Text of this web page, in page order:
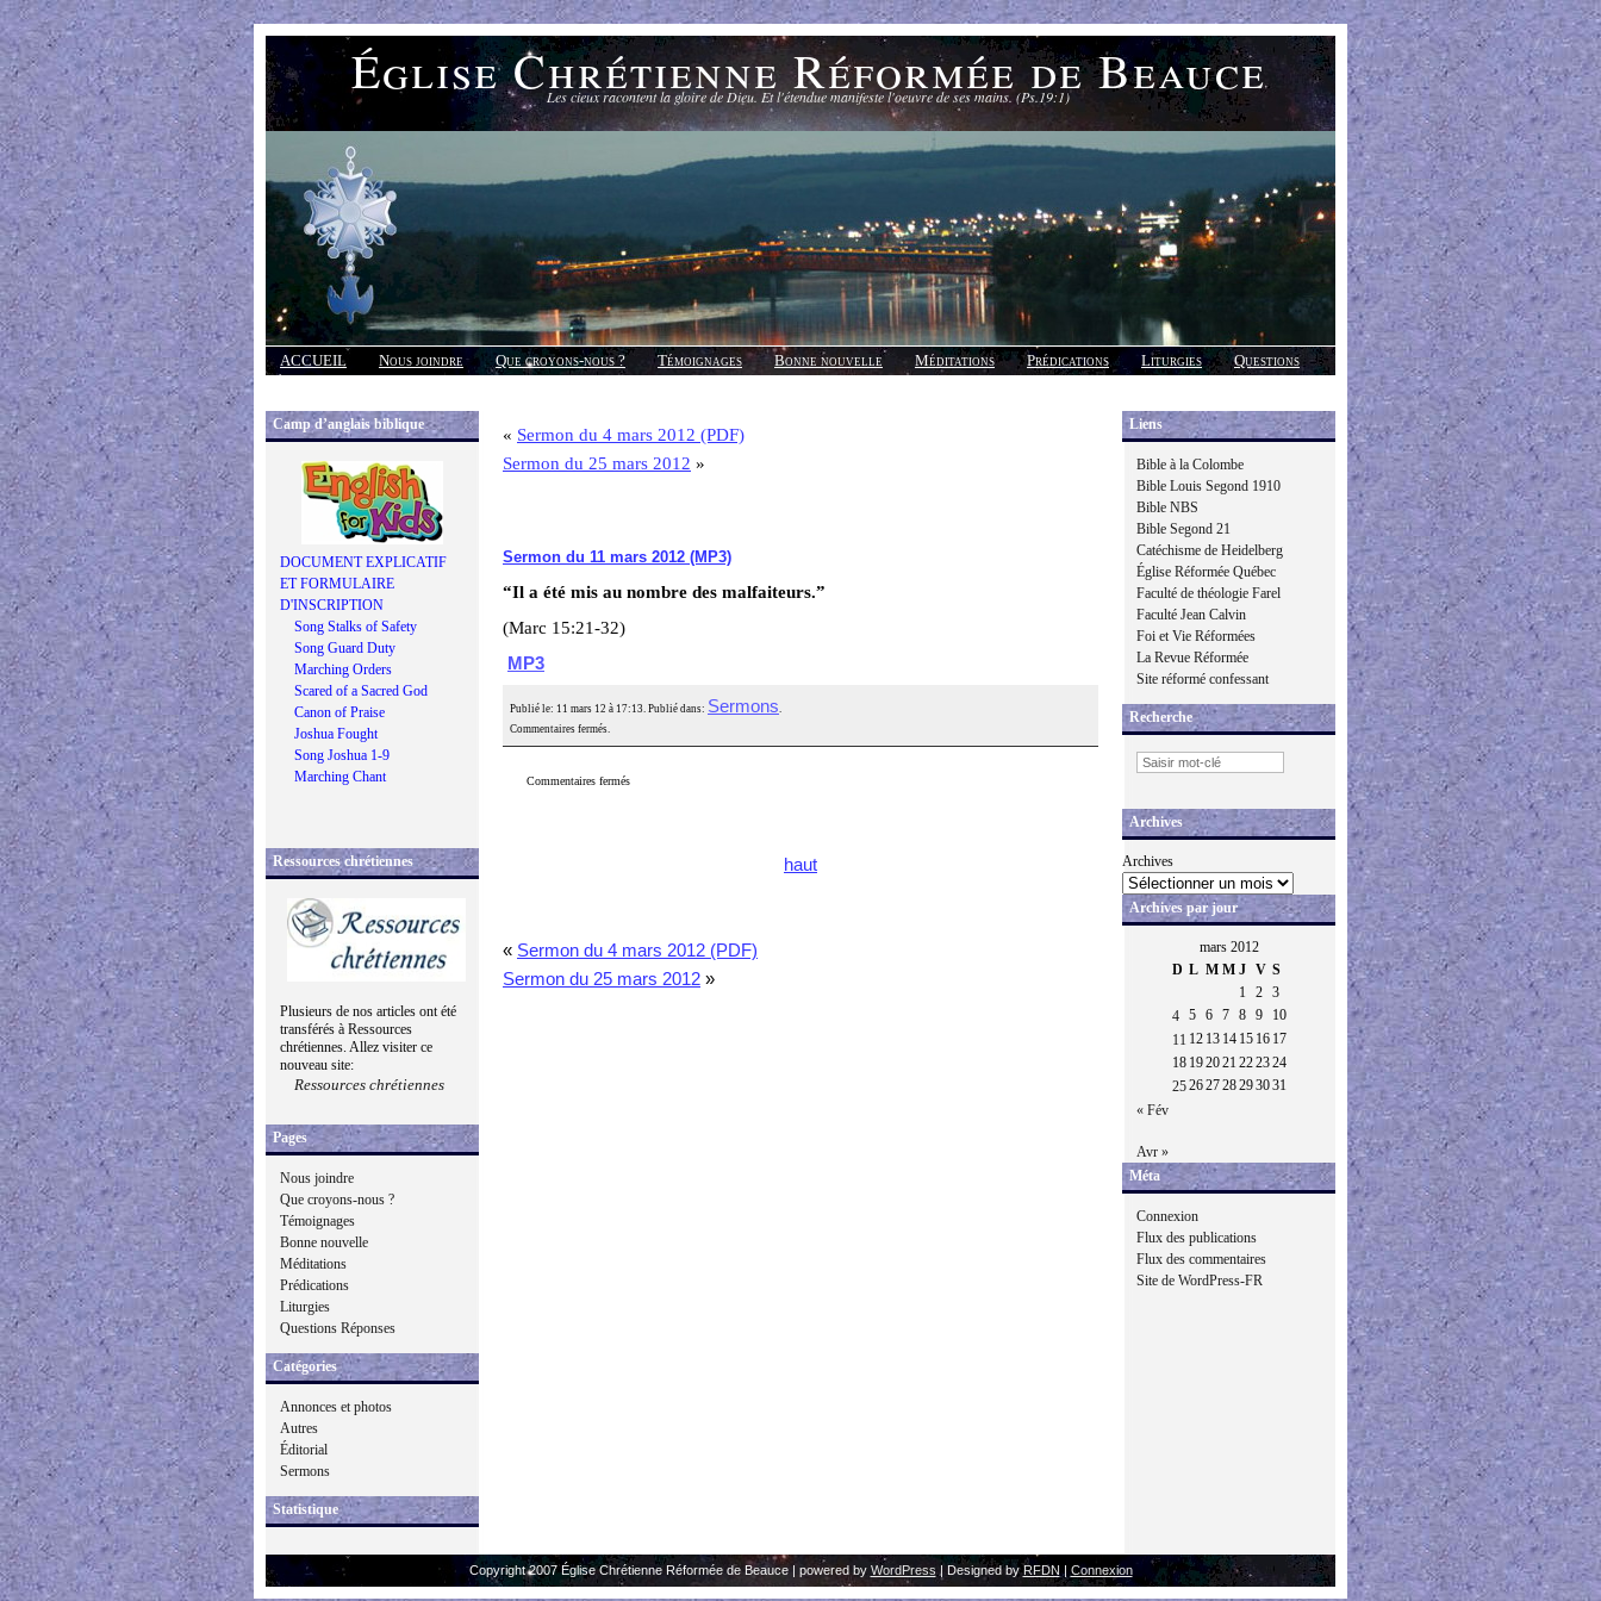
Église Chrétienne Réformée de Beauce
Les cieux racontent la gloire de Dieu. Et l'étendue manifeste l'oeuvre de ses mains. (Ps.19:1)
ACCUEIL Nous joindre Que croyons-nous ? Témoignages Bonne nouvelle Méditations Prédications Liturgies
Questions
Réponses
Camp d’anglais biblique
DOCUMENT EXPLICATIF
ET FORMULAIRE
D'INSCRIPTION
Song Stalks of Safety
Song Guard Duty
Marching Orders
Scared of a Sacred God
Canon of Praise
Joshua Fought
Song Joshua 1-9
Marching Chant
Ressources chrétiennes
Plusieurs de nos articles ont été
transférés à Ressources
chrétiennes. Allez visiter ce
nouveau site:
Ressources chrétiennes
Pages
Nous joindre
Que croyons-nous ?
Témoignages
Bonne nouvelle
Méditations
Prédications
Liturgies
Questions Réponses
Catégories
Annonces et photos
Autres
Éditorial
Sermons
Statistique
« Sermon du 4 mars 2012 (PDF)
Sermon du 25 mars 2012 »
Sermon du 11 mars 2012 (MP3)
“Il a été mis au nombre des malfaiteurs.”
(Marc 15:21-32)
MP3
Publié le: 11 mars 12 à 17:13. Publié dans: Sermons.
Commentaires fermés.
Commentaires fermés
haut
« Sermon du 4 mars 2012 (PDF)
Sermon du 25 mars 2012 »
Liens
Bible à la Colombe
Bible Louis Segond 1910
Bible NBS
Bible Segond 21
Catéchisme de Heidelberg
Église Réformée Québec
Faculté de théologie Farel
Faculté Jean Calvin
Foi et Vie Réformées
La Revue Réformée
Site réformé confessant
Recherche
Archives
Archives
Archives par jour
mars 2012
D L M M J V S
1
2
3
4
5 6 7 8 9
10
11 12 13 14 15 16 17
18 192021 222324
25262728293031
« Fév
Avr »
Méta
Connexion
Flux des publications
Flux des commentaires
Site de WordPress-FR
Copyright 2007 Église Chrétienne Réformée de Beauce | powered by WordPress | Designed byRFDN | Connexion